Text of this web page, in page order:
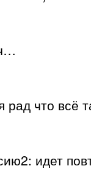
что всё
идет